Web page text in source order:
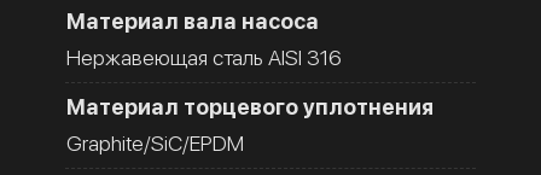
Материал вала насоса
Нержавеющая сталь AISI 316
Материал торцевого уплотнения
Graphite/SiC/EPDM